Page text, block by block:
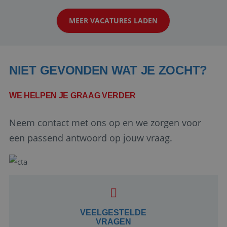
klanten te overtuigen om die droomreis te
boeken! ...
MEER VACATURES LADEN
NIET GEVONDEN WAT JE ZOCHT?
WE HELPEN JE GRAAG VERDER
Neem contact met ons op en we zorgen voor
een passend antwoord op jouw vraag.
VEELGESTELDE
VRAGEN
Google Privacy Policy